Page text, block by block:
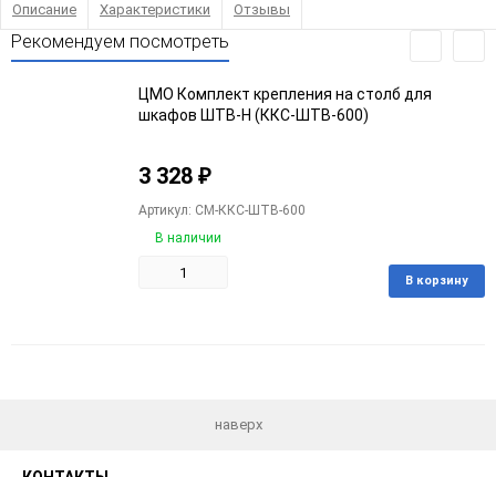
Описание Характеристики Отзывы
Рекомендуем посмотреть
ЦМО Комплект крепления на столб для
шкафов ШТВ-Н (ККС-ШТВ-600)
3 328 ₽
Артикул: CM-ККС-ШТВ-600
В наличии
В корзину
наверх